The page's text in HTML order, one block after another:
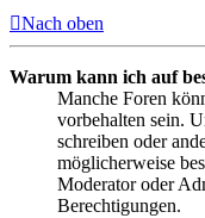
Nach oben
Warum kann ich auf
Manche Foren
vorbehalten sein.
schreiben oder
möglicherweise
Moderator oder
Berechtigungen.